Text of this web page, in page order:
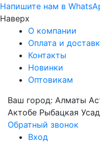
Напишите нам в
Наверх
О компании
Оплата и
Контакты
Новинки
Оптовикам
Ваш город: Алматы
Актобе Рыбацкая
Обратный звонок
Вход